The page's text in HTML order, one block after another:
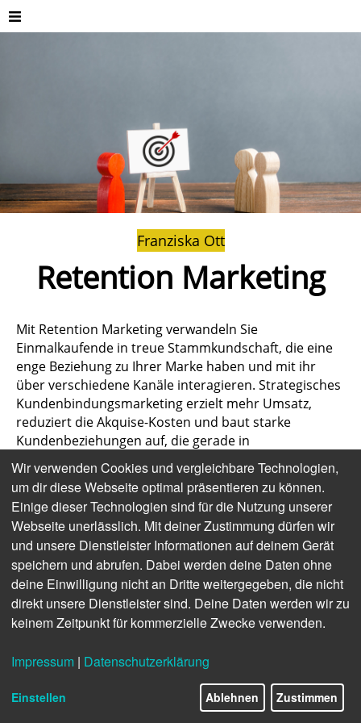
Franziska Ott
Retention Marketing
Mit Retention Marketing verwandeln Sie
Einmalkaufende in treue Stammkundschaft, die eine
enge Beziehung zu Ihrer Marke haben und mit ihr
über verschiedene Kanäle interagieren. Strategisches
Kundenbindungsmarketing erzielt mehr Umsatz,
reduziert die Akquise-Kosten und baut starke
Kundenbeziehungen auf, die gerade in
wettbewerbsintensiven Branchen Gold wert sind.
In diesem Beitrag definieren wir Retention Marketing,
gehen auf die Vorteile ein, die es Ihnen bietet und
zeigen Ihnen auf welche Retention
Marketingmaßnahmen Sie setzen sollten.
Was bedeutet Retention Marketing?
Retention Marketing (zu Deutsch:
bestimmte Form des Marketings, die Kundinnen und
Kunden glücklich machen und langfristige
Beziehungen zu ihnen aufbauen will. Im Zentrum der
Wir verwenden Cookies und vergleichbare Technologien,
um dir diese Webseite optimal präsentieren zu können.
Einige dieser Technologien sind für die Nutzung unserer
Webseite unerlässlich. Mit deiner Zustimmung dürfen wir
und unsere Dienstleister Informationen auf deinem Gerät
speichern und abrufen. Dabei werden deine Daten ohne
deine Einwilligung nicht an Dritte weitergegeben, die nicht
direkt unsere Dienstleister sind. Deine Daten werden wir zu
keinem Zeitpunkt für kommerzielle Zwecke verwenden.
Impressum | Datenschutzerklärung
Einstellen Ablehnen Zustimmen